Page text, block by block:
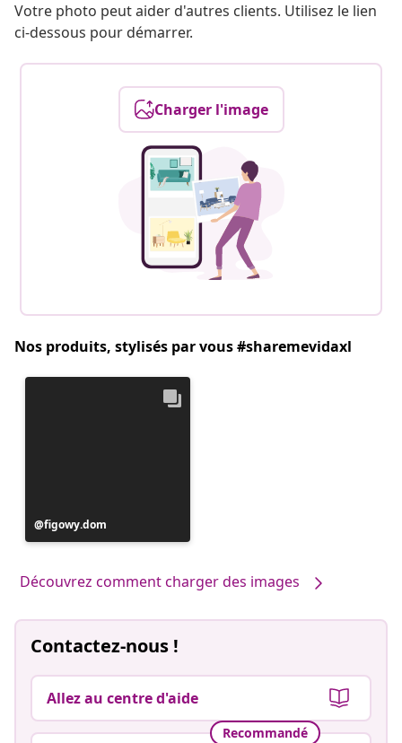
Votre photo peut aider d'autres clients. Utilisez le lien
ci-dessous pour démarrer.
Charger l'image
Nos produits, stylisés par vous #sharemevidaxl
Publication
publiée
figowy.dom
Découvrez comment charger des images
Contactez-nous !
Allez au centre d'aide
Recommandé